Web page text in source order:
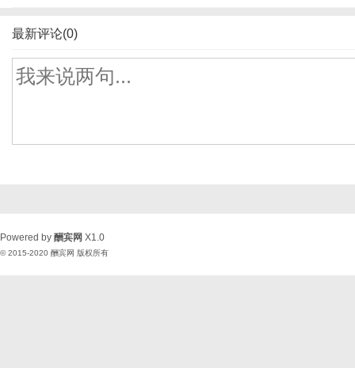
最新评论(0)
Powered by 酬宾网 X1.0
© 2015-2020 酬宾网 版权所有